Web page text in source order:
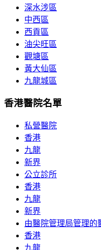
深水涉區
中西區
西貢區
油尖旺區
觀塘區
黃大仙區
九龍城區
香港醫院名單
私營醫院
香港
九龍
新界
公立診所
香港
九龍
新界
由醫院管理局管理的
香港
九龍